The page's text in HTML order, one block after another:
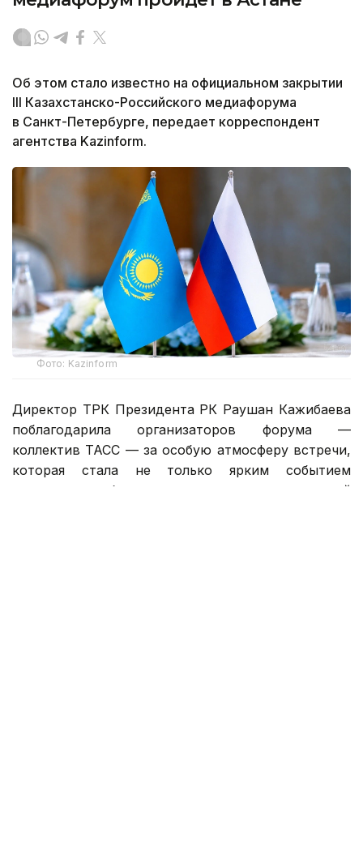
Об этом стало известно на официальном закрытии
III Казахстанско-Российского медиафорума
в Санкт-Петербурге, передает корреспондент
агентства Kazinform.
Фото: Kazinform
Директор ТРК Президента РК Раушан Кажибаева
поблагодарила организаторов форума —
коллектив ТАСС — за особую атмосферу встречи,
которая стала не только ярким событием
для медиасообществ двух стран, но и важной